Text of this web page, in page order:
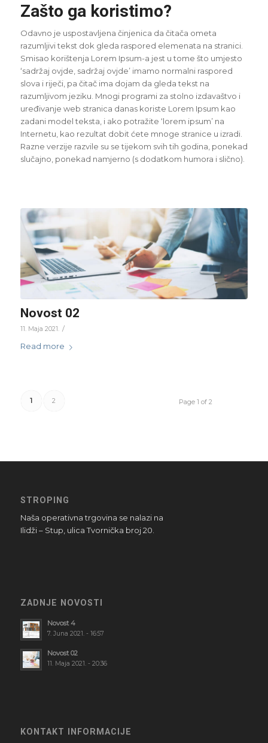
Zašto ga koristimo?
Odavno je uspostavljena činjenica da čitača ometa
razumljivi tekst dok gleda raspored elemenata na stranici.
Smisao korištenja Lorem Ipsum-a jest u tome što umjesto
‘sadržaj ovjde, sadržaj ovjde’ imamo normalni raspored
slova i riječi, pa čitač ima dojam da gleda tekst na
razumljivom jeziku. Mnogi programi za stolno izdavaštvo i
uređivanje web stranica danas koriste Lorem Ipsum kao
zadani model teksta, i ako potražite ‘lorem ipsum’ na
Internetu, kao rezultat dobit ćete mnoge stranice u izradi.
Razne verzije razvile su se tijekom svih tih godina, ponekad
slučajno, ponekad namjerno (s dodatkom humora i slično).
Novost 02
11. Maja 2021. /
Read more
Page 1 of 2
1 2
STROPING
Naša operativna trgovina se nalazi na
Ilidži – Stup, ulica Tvornička broj 20.
ZADNJE NOVOSTI
Novost 4
7. Juna 2021. - 16:57
Novost 02
11. Maja 2021. - 20:36
KONTAKT INFORMACIJE